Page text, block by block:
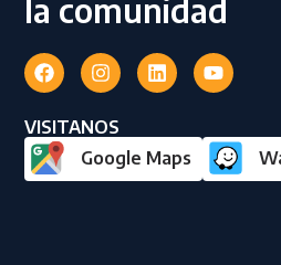
la comunidad
VISITANOS
Google Maps